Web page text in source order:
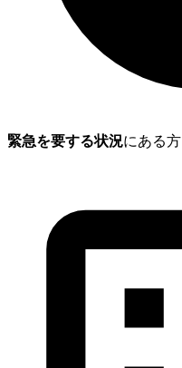
緊急を要する状況にある方